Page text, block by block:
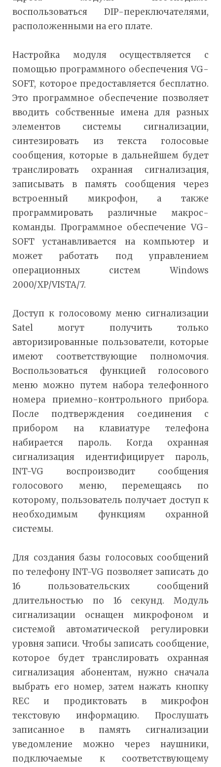
воспользоваться DIP-переключателями,
расположенными на его плате.
Настройка модуля осуществляется с
помощью программного обеспечения VG-
SOFT, которое предоставляется бесплатно.
Это программное обеспечение позволяет
вводить собственные имена для разных
элементов системы сигнализации,
синтезировать из текста голосовые
сообщения, которые в дальнейшем будет
транслировать охранная сигнализация,
записывать в память сообщения через
встроенный микрофон, а также
программировать различные макрос-
команды. Программное обеспечение VG-
SOFT устанавливается на компьютер и
может работать под управлением
операционных систем Windows
2000/XP/VISTA/7.
Доступ к голосовому меню сигнализации
Satel могут получить только
авторизированные пользователи, которые
имеют соответствующие полномочия.
Воспользоваться функцией голосового
меню можно путем набора телефонного
номера приемно-контрольного прибора.
После подтверждения соединения с
прибором на клавиатуре телефона
набирается пароль. Когда охранная
сигнализация идентифицирует пароль,
INT-VG воспроизводит сообщения
голосового меню, перемещаясь по
которому, пользователь получает доступ к
необходимым функциям охранной
системы.
Для создания базы голосовых сообщений
по телефону INT-VG позволяет записать до
16 пользовательских сообщений
длительностью по 16 секунд. Модуль
сигнализации оснащен микрофоном и
системой автоматической регулировки
уровня записи. Чтобы записать сообщение,
которое будет транслировать охранная
сигнализация абонентам, нужно сначала
выбрать его номер, затем нажать кнопку
REC и продиктовать в микрофон
текстовую информацию. Прослушать
записанное в память сигнализации
уведомление можно через наушники,
подключаемые к соответствующему